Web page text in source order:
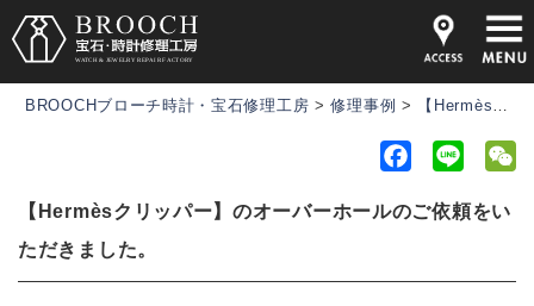
BROOCHブローチ時計・宝石修理工房 >修理事例 > 【Hermèsクリッパー】のオーバーホールのご依頼をいただきました。
c
b
n
【Hermèsクリッパー】のオーバーホールのご依頼をい
ただきました。